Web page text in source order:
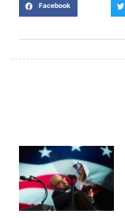
Facebook